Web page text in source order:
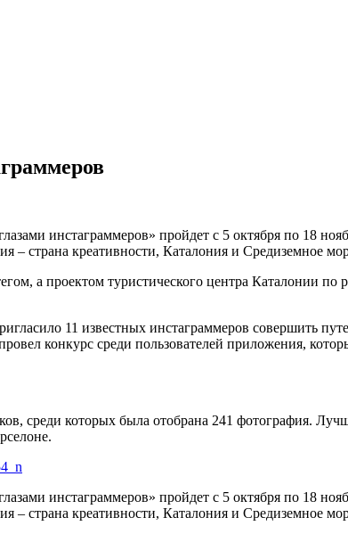
инстаграммеров» пройдет с 5 октября по 18
– страна креативности, Каталония и
а проектом туристического центра Каталонии
11 известных инстаграммеров совершить
конкурс среди пользователей приложения,
среди которых была отобрана 241 фотография.
инстаграммеров» пройдет с 5 октября по 18
– страна креативности, Каталония и